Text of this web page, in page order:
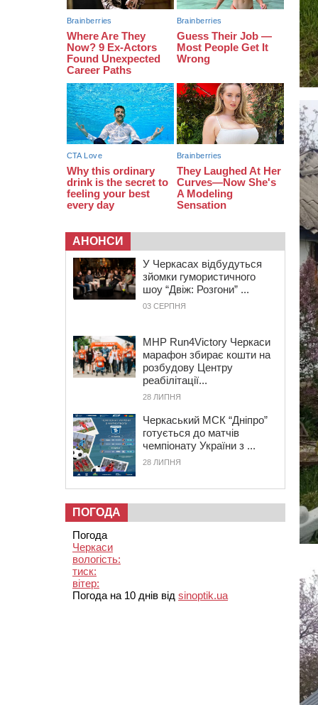
серед вступників
АНОНСИ
У Черкасах відбудуться
зйомки гумористичного
шоу “Двіж: Розгони” ...
03 СЕРПНЯ
MHP Run4Victory Черкаси
марафон збирає кошти на
розбудову Центру
реабілітації...
28 ЛИПНЯ
Черкаський МСК “Дніпро”
готується до матчів
чемпіонату України з ...
28 ЛИПНЯ
ПОГОДА
Погода
Черкаси
вологість:
тиск:
вітер:
Погода на 10 днів від sinoptik.ua